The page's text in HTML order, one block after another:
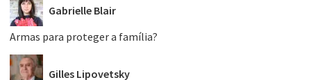
Gabrielle Blair
Armas para proteger a família?
Gilles Lipovetsky